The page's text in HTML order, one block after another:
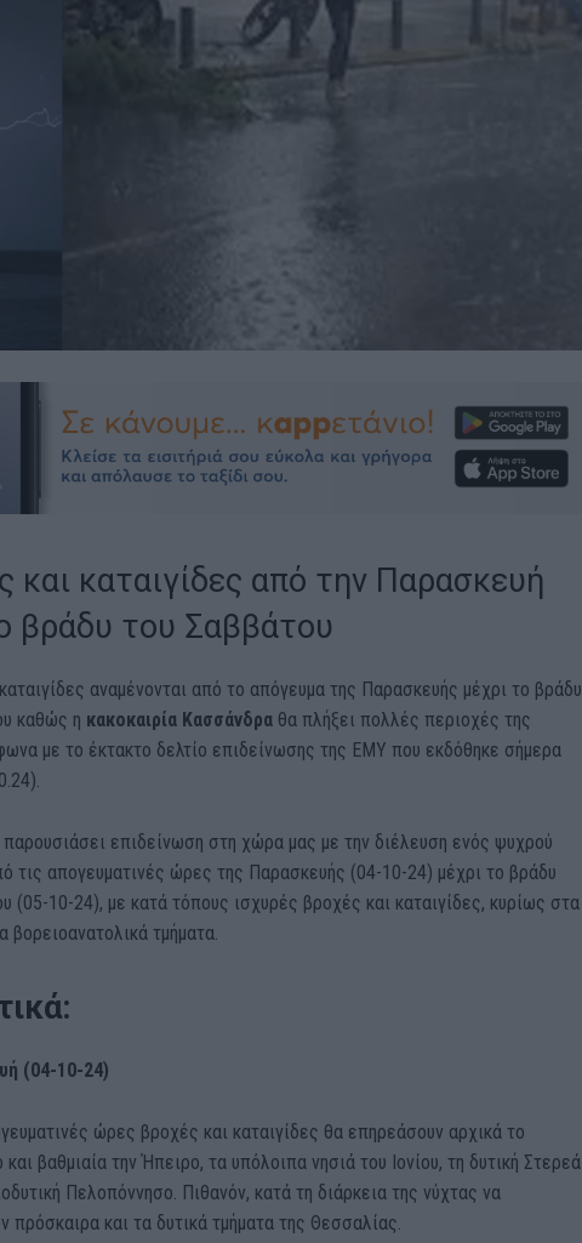
και καταιγίδες από την Παρασκευή
βράδυ του Σαββάτου
αναμένονται από το απόγευμα της Παρασκευής μέχρι το βράδυ
καθώς η κακοκαιρία Κασσάνδραθα πλήξει πολλές περιοχές της
με το έκτακτο δελτίο επιδείνωσης της ΕΜΥ που εκδόθηκε σήμερα
επιδείνωση στη χώρα μας με την διέλευση ενός ψυχρού
τις απογευματινές ώρες της Παρασκευής (04-10-24) μέχρι το βράδυ
(05-10-24), με κατά τόπους ισχυρές βροχές και καταιγίδες, κυρίως στα
βορειοανατολικά τμήματα.
(04-10-24)
ώρες βροχές και καταιγίδες θα επηρεάσουν αρχικά το
και βαθμιαία την Ήπειρο, τα υπόλοιπα νησιά του Ιονίου, τη δυτική Στερεά
Πελοπόννησο. Πιθανόν, κατά τη διάρκεια της νύχτας να
πρόσκαιρα και τα δυτικά τμήματα της Θεσσαλίας.